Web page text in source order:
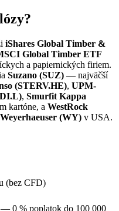
iShares Global Timber &
Global Timber ETF
a papiernických firiem.
Suzano (SUZ) — najväčší
(STERV.HE), UPM-
, Smurfit Kappa
kartóne, a WestRock
Weyerhaeuser (WY) v USA.
(bez CFD)
0 % poplatok do 100 000